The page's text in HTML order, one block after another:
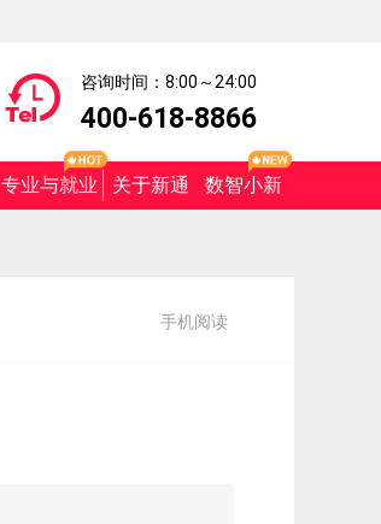
咨询时间：8:00～24:00
400-618-8866
专业与就业 关于新通 数智小新
手机阅读